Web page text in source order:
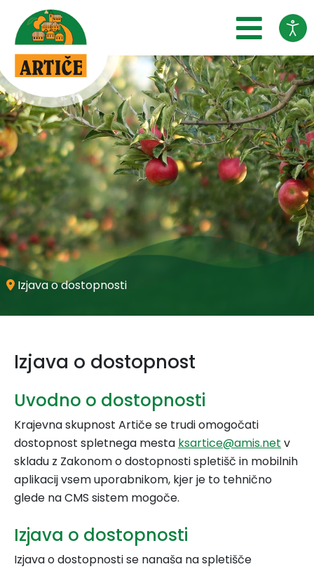
Izjava o dostopnosti
Izjava o dostopnost
Uvodno o dostopnosti
Krajevna skupnost Artiče se trudi omogočati
dostopnost spletnega mesta ksartice@amis.net v
skladu z Zakonom o dostopnosti spletišč in mobilnih
aplikacij vsem uporabnikom, kjer je to tehnično
glede na CMS sistem mogoče.
Izjava o dostopnosti
Izjava o dostopnosti se nanaša na spletišče